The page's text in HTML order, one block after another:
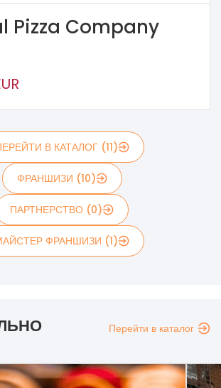
Pizza Company
В КАТАЛОГ (11)
ФРАНШИЗИ (10)
ПАРТНЕРСТВО (0)
ФРАНШИЗИ (1)
Перейти в каталог